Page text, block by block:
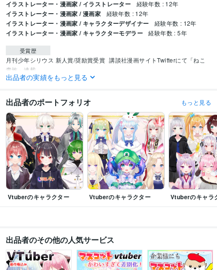
イラストレーター・漫画家 / イラストレーター 経験年数 : 12年
イラストレーター・漫画家 / 漫画家 経験年数 : 12年
イラストレーター・漫画家 / キャラクターデザイナー 経験年数 : 12年
イラストレーター・漫画家 / キャラクターモデラー 経験年数 : 5年
受賞歴
月刊少年シリウス 新人賞/奨励賞受賞 講談社漫画サイトTwitterにて「ねこ
貴族」連載
イラスト作成・漫画制作
イラスト Vtuber IRIAM キャラクターデザイン
モデリング
イラスト作成・漫画制作 イラスト制作　SNSアイコン　漫画
立ち絵 キャラクターデザイン イラスト Live2D 表情差分
出品者の実績をもっと見る
出品者のポートフォリオ もっと見る
Vtuberのキャラクター Vtuberのキャラクター Vtuberのキャラ
出品者のその他の人気サービス